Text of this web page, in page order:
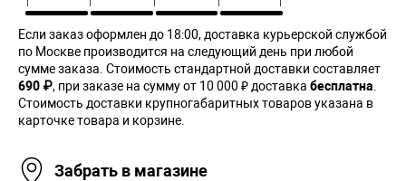
Если заказ оформлен до 18:00, доставка курьерской службой
по Москве производится на следующий день при любой
сумме заказа. Cтоимость стандартной доставки составляет
690 ₽, при заказе на сумму от 10 000 ₽ доставка бесплатна.
Стоимость доставки крупногабаритных товаров указана в
карточке товара и корзине.
Забрать в магазине